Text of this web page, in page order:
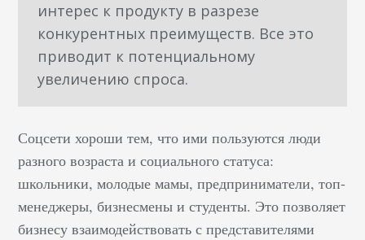
интерес к продукту в разрезе
конкурентных преимуществ. Все это
приводит к потенциальному
увеличению спроса.
Соцсети хороши тем, что ими пользуются люди
разного возраста и социального статуса:
школьники, молодые мамы, предприниматели, топ-
менеджеры, бизнесмены и студенты. Это позволяет
бизнесу взаимодействовать с представителями